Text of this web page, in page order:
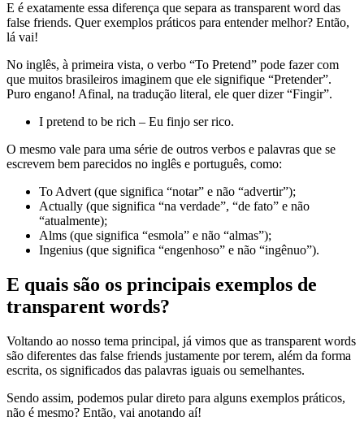
E é exatamente essa diferença que separa as transparent word das
false friends. Quer exemplos práticos para entender melhor? Então,
lá vai!
No inglês, à primeira vista, o verbo “To Pretend” pode fazer com
que muitos brasileiros imaginem que ele signifique “Pretender”.
Puro engano! Afinal, na tradução literal, ele quer dizer “Fingir”.
I pretend to be rich – Eu finjo ser rico.
O mesmo vale para uma série de outros verbos e palavras que se
escrevem bem parecidos no inglês e português, como:
To Advert (que significa “notar” e não “advertir”);
Actually (que significa “na verdade”, “de fato” e não
“atualmente);
Alms (que significa “esmola” e não “almas”);
Ingenius (que significa “engenhoso” e não “ingênuo”).
E quais são os principais exemplos de
transparent words?
Voltando ao nosso tema principal, já vimos que as transparent words
são diferentes das false friends justamente por terem, além da forma
escrita, os significados das palavras iguais ou semelhantes.
Sendo assim, podemos pular direto para alguns exemplos práticos,
não é mesmo? Então, vai anotando aí!